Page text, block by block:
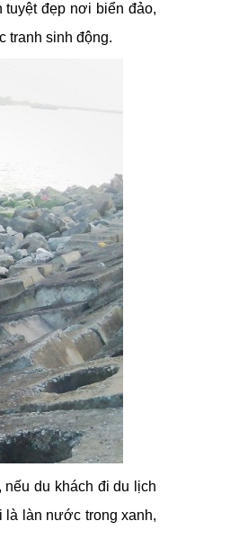
đẹp nơi biển đảo,
tranh sinh động.
du khách đi du lịch
là làn nước trong xanh,